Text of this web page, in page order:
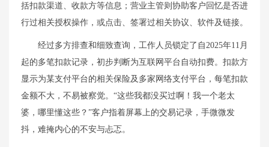
括扣款渠道、收款方等信息；营业主管则协助客户回忆是否进
行过相关授权操作，或点击、签署过相关协议、软件及链接。
经过多方排查和细致查询，工作人员锁定了自2025年11月
起的多笔扣款记录，初步判断为互联网平台自动扣费。扣款方
显示为某支付平台的相关保险及多家网络支付平台，每笔扣款
金额不大，不易被察觉。“这些我都没买过啊！我一个老太
婆，哪里懂这些？”客户指着屏幕上的交易记录，手微微发
抖，难掩内心的不安与忐忑。